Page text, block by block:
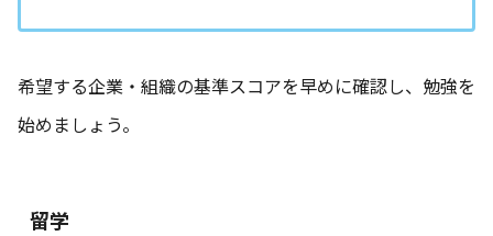
希望する企業・組織の基準スコアを早めに確認し、勉強を
始めましょう。
留学